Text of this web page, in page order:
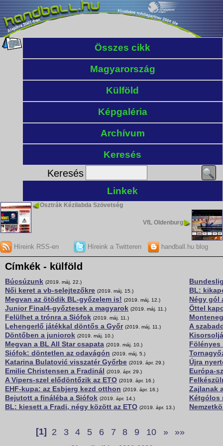
Összes cikk
Magyarország
Külföld
Képgaléria
Archívum
Keresés
Keresés
Linkek
Osztrák Kézilabda Szövetség
VfL Oldenburg
Híreink RSS-en Híreink a Twitteren handball.hu blog
Címkék - külföld
Búcsúzunk (2019. máj. 22.)
Női keret a vb-selejtezőkre (2019. máj. 15.)
Megvan az ötödik BL-győzelem is! (2019. máj. 12.)
Junior Final4-győztesek a magyarok (2019. máj. 11.)
Felülhet a trónra a Siófok (2019. máj. 11.)
Lehengerlő játékkal döntős a Győr (2019. máj. 11.)
Döntőben a juniorok (2019. máj. 10.)
Megvan a BL All Star csapata (2019. máj. 10.)
Siófok: döntetlen az odavágón (2019. máj. 5.)
Katarina Bulatović visszatér Győrbe (2019. ápr. 29.)
Emilie Christensen a Fradinál (2019. ápr. 29.)
A Vipers-szel elődöntőzik az ETO (2019. ápr. 16.)
EHF-kupa: az Esbjerg kezd otthon (2019. ápr. 16.)
Bejutott a fináléba a Siófok (2019. ápr. 14.)
BL: kiesett a Fradi, négy között az ETO (2019. ápr. 13.)
BL:
Négy gól
Öttel
A
Fölényes
Újra
Európa-
Zajlanak
Kétgólos
[1] 2 3 4 5 6 7 8 9 10 » »»